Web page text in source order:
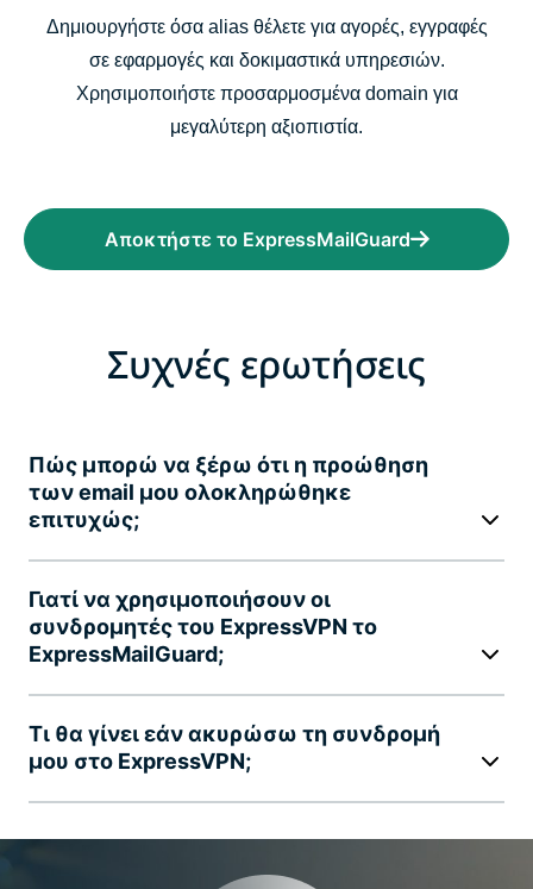
Δημιουργήστε όσα alias θέλετε για αγορές, εγγραφές
σε εφαρμογές και δοκιμαστικά υπηρεσιών.
Χρησιμοποιήστε προσαρμοσμένα domain για
μεγαλύτερη αξιοπιστία.
Αποκτήστε το ExpressMailGuard
Συχνές ερωτήσεις
Πώς μπορώ να ξέρω ότι η προώθηση
των email μου ολοκληρώθηκε
επιτυχώς;
Γιατί να χρησιμοποιήσουν οι
συνδρομητές του ExpressVPN το
ExpressMailGuard;
Τι θα γίνει εάν ακυρώσω τη συνδρομή
μου στο ExpressVPN;